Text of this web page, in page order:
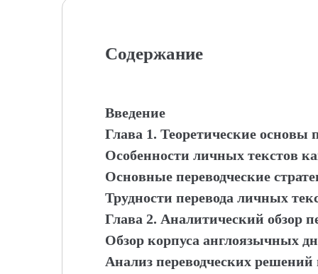
Содержание
Введение
Глава 1. Теоретические основы
Особенности личных текстов
Основные переводческие
Трудности перевода личных
Глава 2. Аналитический обзор
Обзор корпуса англоязычных
Анализ переводческих